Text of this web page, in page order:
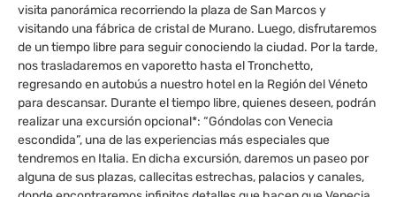
visita panorámica recorriendo la plaza de San Marcos y
visitando una fábrica de cristal de Murano. Luego, disfrutaremos
de un tiempo libre para seguir conociendo la ciudad. Por la tarde,
nos trasladaremos en vaporetto hasta el Tronchetto,
regresando en autobús a nuestro hotel en la Región del Véneto
para descansar. Durante el tiempo libre, quienes deseen, podrán
realizar una excursión opcional*: “Góndolas con Venecia
escondida”, una de las experiencias más especiales que
tendremos en Italia. En dicha excursión, daremos un paseo por
alguna de sus plazas, callecitas estrechas, palacios y canales,